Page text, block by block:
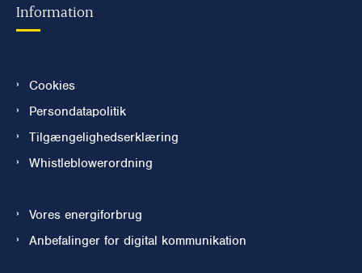
Information
Cookies
Persondatapolitik
Tilgængelighedserklæring
Whistleblowerordning
Vores energiforbrug
Anbefalinger for digital kommunikation